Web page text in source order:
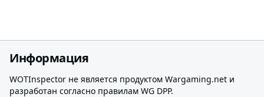
Информация
WOTInspector не является продуктом Wargaming.net и
разработан согласно правилам WG DPP.